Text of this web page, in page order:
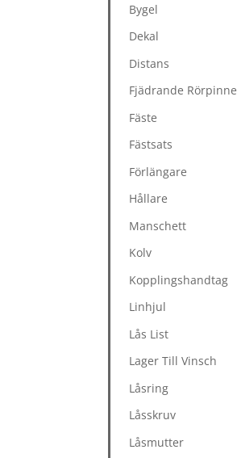
Bygel
Dekal
Distans
Fjädrande Rörpinne
Fäste
Fästsats
Förlängare
Hållare
Manschett
Kolv
Kopplingshandtag
Linhjul
Lås List
Lager Till Vinsch
Låsring
Låsskruv
Låsmutter